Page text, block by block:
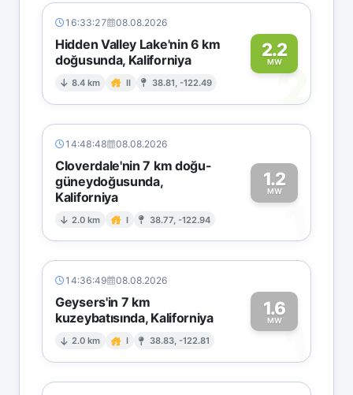
16:33:27 08.08.2026
Hidden Valley Lake'nin 6 km
doğusunda, Kaliforniya
8.4 km II 38.81, -122.49
2.2
MW
2
14:48:48 08.08.2026
Cloverdale'nin 7 km doğu-
güneydoğusunda,
Kaliforniya
2.0 km I 38.77, -122.94
1.2
MW
1
14:36:49 08.08.2026
Geysers'in 7 km
kuzeybatısında, Kaliforniya
2.0 km I 38.83, -122.81
1.6
MW1